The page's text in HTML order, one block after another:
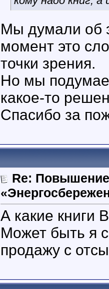
Мы думали об
момент это
точки зрения.
Но мы
какое-то
Спасибо за
Re:
А какие книги
Может быть я
продажу с